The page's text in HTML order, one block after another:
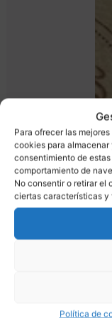
Para ofrecer las
cookies para
consentimiento de
comportamiento de
No consentir o retirar el
ciertas características y
Política de